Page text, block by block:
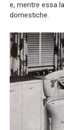
e, mentre essa
domestiche.